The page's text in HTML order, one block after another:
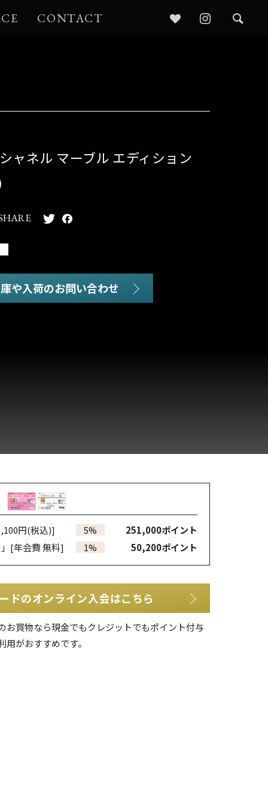
CONTACT
ャネル マーブル エディション
や入荷のお問い合わせ
円(税込)] 5% 251,000ポイント
[年会費 無料] 1% 50,200ポイント
ドのオンライン入会はこちら
お買物なら現金でもクレジットでもポイント付与
がおすすめです。